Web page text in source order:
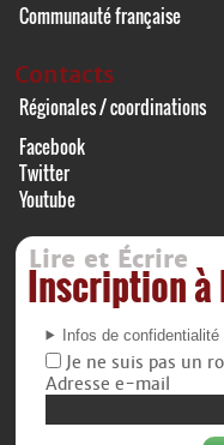
Communauté française
Contacts
Régionales / coordinations
Facebook
Twitter
Youtube
Lire et Écrire
Inscription à
Infos de confidentialité
Je ne suis pas un
Adresse e-mail